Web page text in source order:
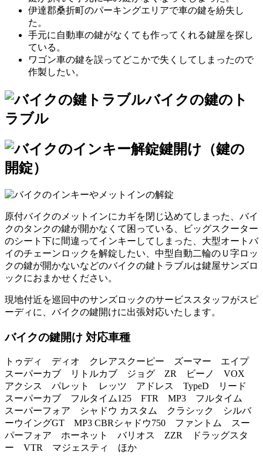
伊達郡桑折町のパーキングエリアで車の鍵を紛失し
た。
手元に自動車の鍵がなくても作ってくれる鍵屋を探し
ている。
ワゴン車の鍵を誤ってどこかで失くしてしまったので
作製したい。
バイクの鍵のト
ラブル
鍵開け（鍵の
開錠）
原付バイクのメットインにカギを閉じ込めてしまった、バイ
クのタンクの鍵が開かなくて困っている、ビッグスクーター
のシート下に間違ってインキーしてしまった、大型オートバ
イのチェーンロックを解錠したい、中型自動二輪のＵ字ロッ
クの鍵が開かないなどのバイクの鍵トラブルは鍵屋サンズロ
ックにおまかせください。
現地付近を巡回中のサンズロックのサービススタッフがスピ
ーディに、バイクの鍵開けに出張対応いたします。
バイクの鍵開け 対応車種
トゥディ ディオ クレアスクーピー ズーマー エイプ
スーパーカブ リトルカブ ジョグ ZR ビーノ VOX
アクシス パレット レッツ アドレス TypeD リード
スーパーカブ フルタイム125 FTR MP3 フルタイム
スーパーフォア シャドウ カスタム クラシック シルバ
ーウイングGT MP3 CBRシャドウ750 ファントム スー
パーフォア ホーネット バリオス ZZR ドラッグスタ
ー VTR マジェスティ ほか